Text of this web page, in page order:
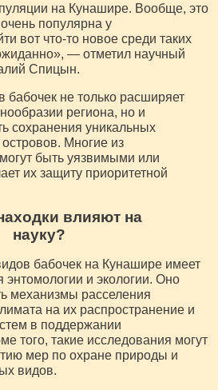
на Кунашире. Вообще, это
популярна у
вот что-то новое среди таких
— отметил научный
Спицын.
не только расширяет
региона, но и
сохранения уникальных
Многие из
быть уязвимыми или
их защиту приоритетной
влияют на
науку?
бабочек на Кунашире имеет
и экологии. Оно
механизмы расселения
на их распространение и
в поддержании
того, такие исследования могут
мер по охране природы и
видов.